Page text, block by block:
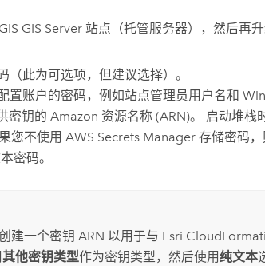
GIS Server站点（托管服务器），然后再
（此为可选项，但建议选择）。
置账户的密码，例如站点管理员用户名和
密钥的 Amazon 资源名称 (ARN)。 启动堆栈
您不使用 AWS Secrets Manager存储密码，
密码。
建一个密钥 ARN 以用于与 Esri
其他密钥类型作为密钥类型，然后使用纯文本